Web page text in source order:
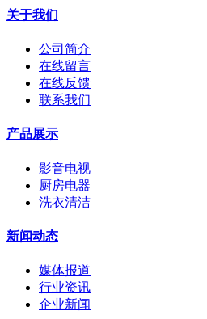
关于我们
公司简介
在线留言
在线反馈
联系我们
产品展示
影音电视
厨房电器
洗衣清洁
新闻动态
媒体报道
行业资讯
企业新闻